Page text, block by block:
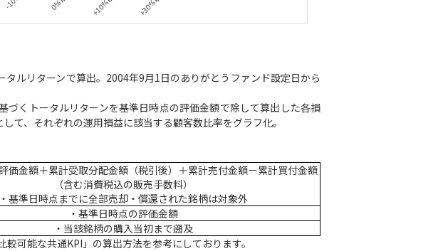
ルリターンで算出。2004年9月1日のありがとうファンド設定日から
くトータルリターンを基準日時点の評価金額で除して算出した各損
て、それぞれの運用損益に該当する顧客数比率をグラフ化。
価金額＋累計受取分配金額（税引後）＋累計売付金額－累計買付金額
（含む消費税込の販売手数料）
・基準日時点までに全部売却・償還された銘柄は対象外
・基準日時点の評価金額
・当該銘柄の購入当初まで遡及
可能な共通KPI」の算出方法を参考にしております。